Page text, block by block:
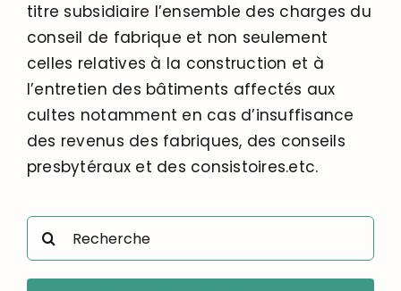
titre subsidiaire l’ensemble des charges du
conseil de fabrique et non seulement
celles relatives à la construction et à
l’entretien des bâtiments affectés aux
cultes notamment en cas d’insuffisance
des revenus des fabriques, des conseils
presbytéraux et des consistoires.etc.
Rechercher: